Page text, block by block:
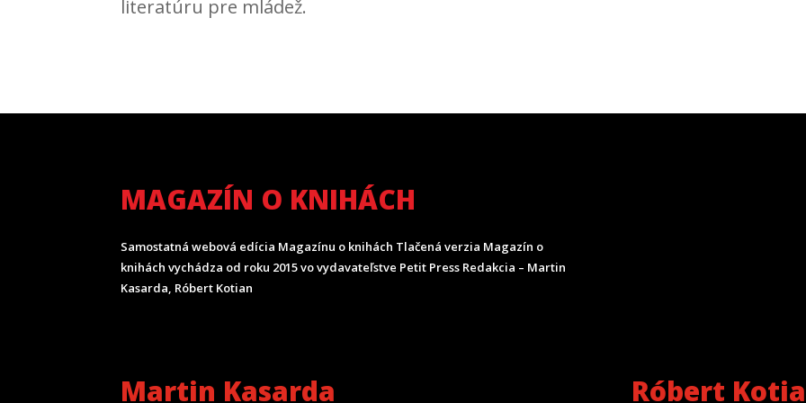
literatúru pre mládež.
MAGAZÍN O KNIHÁCH
Samostatná webová edícia Magazínu o knihách Tlačená verzia Magazín o
knihách vychádza od roku 2015 vo vydavateľstve Petit Press Redakcia – Martin
Kasarda, Róbert Kotian
Martin Kasarda Róbert